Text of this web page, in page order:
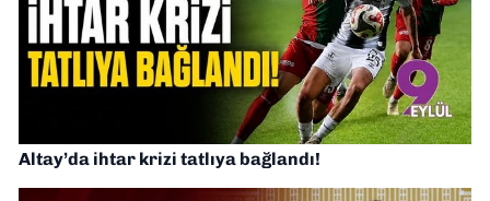
Altay’da ihtar krizi tatlıya bağlandı!